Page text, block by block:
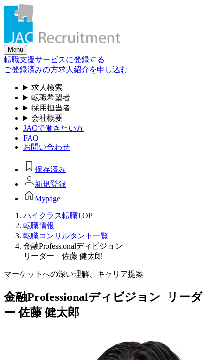
Skip
content
Menu
転職支援サービスに登録する
ご登録済みの方求人紹介を申し込む
求人検索
転職希望者
採用担当者
会社概要
JACで働きたい方
FAQ
お問い合わせ
保存済み
新規登録
Mypage
ハイクラス転職TOP
転職情報
転職コンサルタント一覧
金融Professionalディビジョン
リーダー 佐藤 健太郎
マーケットへの深い理解、キャリア提案
金融Professionalディビジョン リーダ
ー佐藤 健太郎